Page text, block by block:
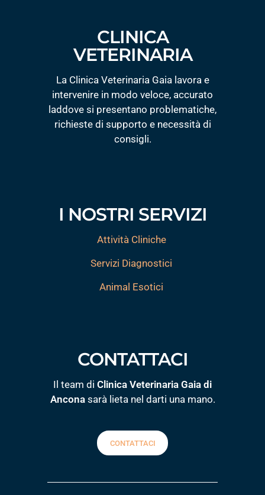
CLINICA
VETERINARIA
La Clinica Veterinaria Gaia lavora e
intervenire in modo veloce, accurato
laddove si presentano problematiche,
richieste di supporto e necessità di
consigli.
I NOSTRI SERVIZI
Attività Cliniche
Servizi Diagnostici
Animal Esotici
CONTATTACI
Il team di Clinica Veterinaria Gaia di
Anconasarà lieta nel darti una mano.
CONTATTACI